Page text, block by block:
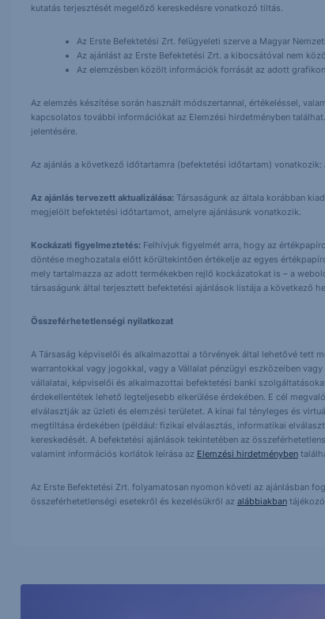
kutatás terjesztését megelőző kereskedésre vonatkozó tiltás.
Az Erste Befektetési Zrt. felügyeleti szerve a Magyar Nemzeti
Az ajánlást az Erste Befektetési Zrt. a kibocsátóval nem
Az elemzésben közölt információk forrását az adott
Az elemzés készítése során használt módszertannal, értékeléssel,
kapcsolatos további információkat az Elemzési hirdetményben
jelentésére.
Az ajánlás a következő időtartamra (befektetési időtartam)
Az ajánlás tervezett aktualizálása:Társaságunk az általa korábban
megjelölt befektetési időtartamot, amelyre ajánlásunk vonatkozik.
Kockázati figyelmeztetés:Felhívjuk figyelmét arra, hogy az
döntése meghozatala előtt körültekintően értékelje az egyes
mely tartalmazza az adott termékekben rejlő kockázatokat is – a
társaságunk által terjesztett befektetési ajánlások listája a következő
Összeférhetetlenségi nyilatkozat
A Társaság képviselői és alkalmazottai a törvények által lehetővé tett
warrantokkal vagy jogokkal, vagy a Vállalat pénzügyi eszközeiben
vállalatai, képviselői és alkalmazottai befektetési banki
érdekellentétek lehető legteljesebb elkerülése érdekében. E cél
elválasztják az üzleti és elemzési területet. A kínai fal tényleges és
megtiltása érdekében (például: fizikai elválasztás, informatikai
kereskedését. A befektetési ajánlások tekintetében az
valamint információs korlátok leírása az Elemzési hirdetményben
Az Erste Befektetési Zrt. folyamatosan nyomon követi az ajánlásban
összeférhetetlenségi esetekről és kezelésükről az alábbiakban